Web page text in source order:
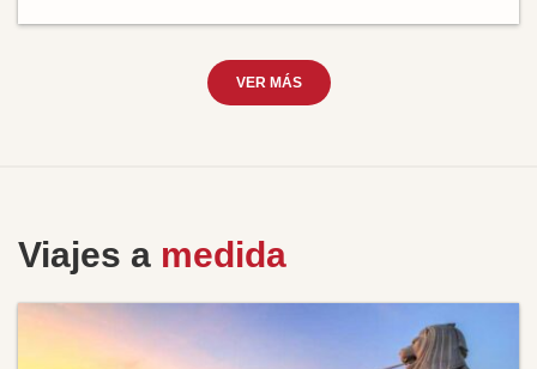
VER MÁS
Viajes a medida